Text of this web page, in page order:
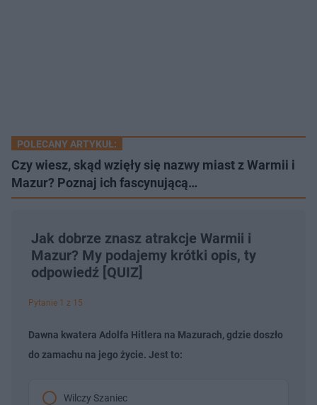
POLECANY ARTYKUŁ:
Czy wiesz, skąd wzięły się nazwy miast z Warmii i
Mazur? Poznaj ich fascynującą…
Jak dobrze znasz atrakcje Warmii i
Mazur? My podajemy krótki opis, ty
odpowiedź [QUIZ]
Pytanie 1 z 15
Dawna kwatera Adolfa Hitlera na Mazurach, gdzie doszło
do zamachu na jego życie. Jest to:
Wilczy Szaniec